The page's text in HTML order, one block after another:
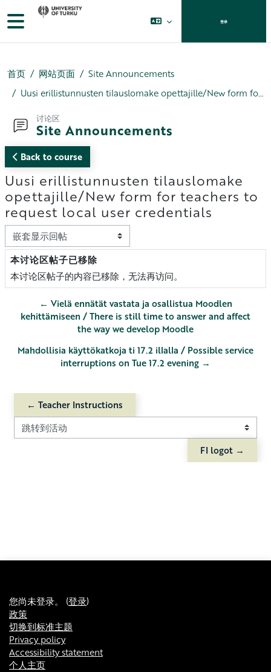
跳到主要内容
停靠面板 登录
首页 网站页面
Site Announcements
Uusi erillistunnusten tilauslomake opettajille/New form for teachers to request local user credentials
讨论区
Site Announcements
Back to course
Uusi erillistunnusten tilauslomake
opettajille/New form for teachers to
request local user credentials
显示模式
本讨论区帖子已移除
回帖数：0
本讨论区帖子的内容已移除，无法再访问。
← Vielä ennätät vastata ja osallistua Moodlen
kehittämiseen / There is still time to answer and affect
the way we develop Moodle
Mahdollisia käyttökatkoja ti 17.2 illalla / Possible service
interruptions on Tue 17.2 evening →
← Teacher Instructions
跳转到活动
FI logot →
您尚未登录。 (登录)
政策
切换到标准主题
Privacy policy
Accessibility statement
个人主页